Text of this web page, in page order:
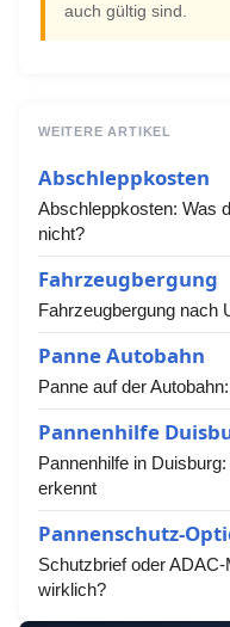
auch gültig sind.
WEITERE ARTIKEL
Abschleppkosten
Abschleppkosten: Was
nicht?
Fahrzeugbergung
Fahrzeugbergung nach
Panne Autobahn
Panne auf der
Pannenhilfe
Pannenhilfe in
erkennt
Pannenschutz-
Schutzbrief oder
wirklich?